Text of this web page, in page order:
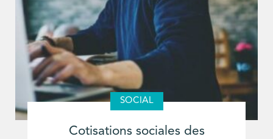
SOCIAL
Cotisations sociales des